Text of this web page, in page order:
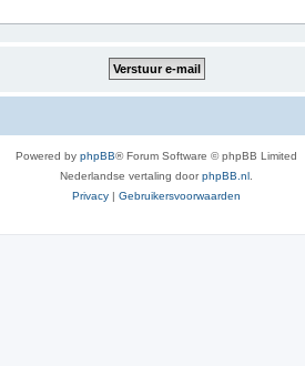
Powered by phpBB® Forum Software © phpBB Limited
Nederlandse vertaling doorphpBB.nl
Privacy | Gebruikersvoorwaarden